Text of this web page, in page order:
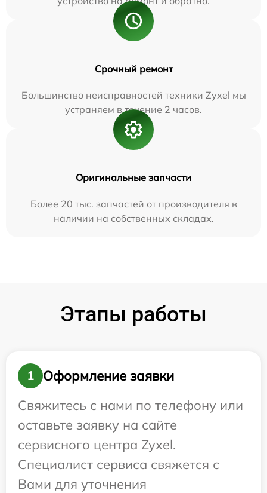
Срочный ремонт
Большинство неисправностей техники Zyxel мы
устраняем в течение 2 часов.
Оригинальные запчасти
Более 20 тыс. запчастей от производителя в
наличии на собственных складах.
Этапы работы
1
Оформление заявки
Свяжитесь с нами по телефону или
оставьте заявку на сайте
сервисного центра Zyxel.
Специалист сервиса свяжется с
Вами для уточнения